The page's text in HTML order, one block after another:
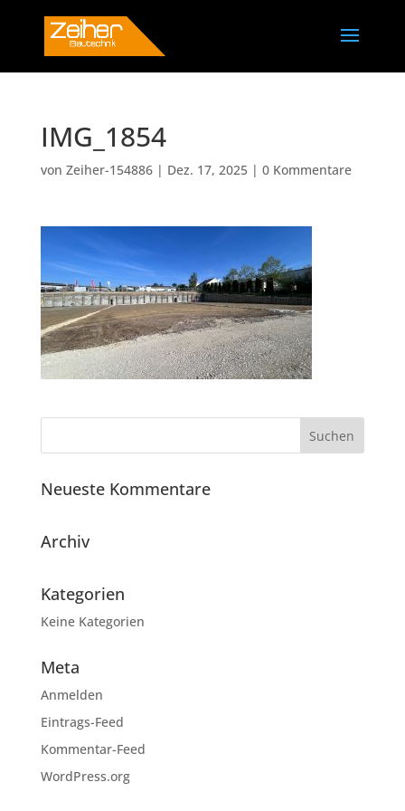
IMG_1854
von Zeiher-154886| Dez. 17, 2025| 0 Kommentare
Neueste Kommentare
Archiv
Kategorien
Keine Kategorien
Meta
Anmelden
Eintrags-Feed
Kommentar-Feed
WordPress.org